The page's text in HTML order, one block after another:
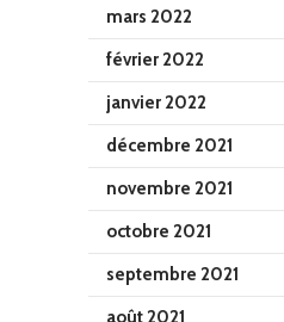
mars 2022
février 2022
janvier 2022
décembre 2021
novembre 2021
octobre 2021
septembre 2021
août 2021